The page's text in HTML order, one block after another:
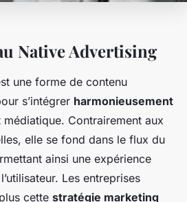
Native Advertising
une forme de contenu
s’intégrer harmonieusement
Contrairement aux
elle se fond dans le flux du
ainsi une expérience
Les entreprises
cette stratégie marketing